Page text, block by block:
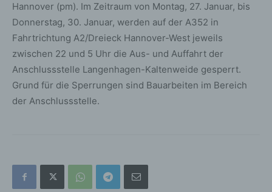
Hannover (pm). Im Zeitraum von Montag, 27. Januar, bis
Donnerstag, 30. Januar, werden auf der A352 in
Fahrtrichtung A2/Dreieck Hannover-West jeweils
zwischen 22 und 5 Uhr die Aus- und Auffahrt der
Anschlussstelle Langenhagen-Kaltenweide gesperrt.
Grund für die Sperrungen sind Bauarbeiten im Bereich
der Anschlussstelle.